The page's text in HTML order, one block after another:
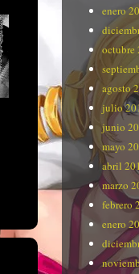
enero
octubre
agosto
julio
junio
mayo
abril
marzo
febrero
enero